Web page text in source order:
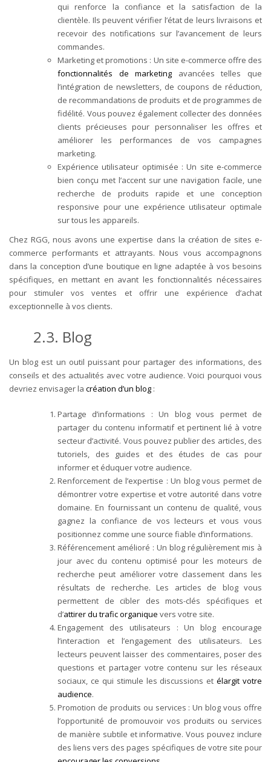
qui renforce la confiance et la satisfaction de la
clientèle. Ils peuvent vérifier l’état de leurs livraisons et
recevoir des notifications sur l’avancement de leurs
commandes.
Marketing et promotions : Un site e-commerce offre des
fonctionnalités de marketing avancées telles que
l’intégration de newsletters, de coupons de réduction,
de recommandations de produits et de programmes de
fidélité. Vous pouvez également collecter des données
clients précieuses pour personnaliser les offres et
améliorer les performances de vos campagnes
marketing.
Expérience utilisateur optimisée : Un site e-commerce
bien conçu met l’accent sur une navigation facile, une
recherche de produits rapide et une conception
responsive pour une expérience utilisateur optimale
sur tous les appareils.
Chez RGG, nous avons une expertise dans la création de sites e-
commerce performants et attrayants. Nous vous accompagnons
dans la conception d’une boutique en ligne adaptée à vos besoins
spécifiques, en mettant en avant les fonctionnalités nécessaires
pour stimuler vos ventes et offrir une expérience d’achat
exceptionnelle à vos clients.
2.3. Blog
Un blog est un outil puissant pour partager des informations, des
conseils et des actualités avec votre audience. Voici pourquoi vous
devriez envisager la création d’un blog :
Partage d’informations : Un blog vous permet de
partager du contenu informatif et pertinent lié à votre
secteur d’activité. Vous pouvez publier des articles, des
tutoriels, des guides et des études de cas pour
informer et éduquer votre audience.
Renforcement de l’expertise : Un blog vous permet de
démontrer votre expertise et votre autorité dans votre
domaine. En fournissant un contenu de qualité, vous
gagnez la confiance de vos lecteurs et vous vous
positionnez comme une source fiable d’informations.
Référencement amélioré : Un blog régulièrement mis à
jour avec du contenu optimisé pour les moteurs de
recherche peut améliorer votre classement dans les
résultats de recherche. Les articles de blog vous
permettent de cibler des mots-clés spécifiques et
d’attirer du trafic organique vers votre site.
Engagement des utilisateurs : Un blog encourage
l’interaction et l’engagement des utilisateurs. Les
lecteurs peuvent laisser des commentaires, poser des
questions et partager votre contenu sur les réseaux
sociaux, ce qui stimule les discussions etélargit votre
audience.
Promotion de produits ou services : Un blog vous offre
l’opportunité de promouvoir vos produits ou services
de manière subtile et informative. Vous pouvez inclure
des liens vers des pages spécifiques de votre site pour